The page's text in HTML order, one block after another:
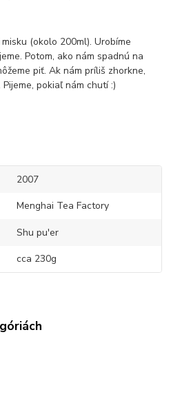
(okolo 200ml). Urobíme
Potom, ako nám spadnú na
piť. Ak nám príliš zhorkne,
pokiaľ nám chutí :)
2007
Menghai Tea Factory
Shu pu'er
cca 230g